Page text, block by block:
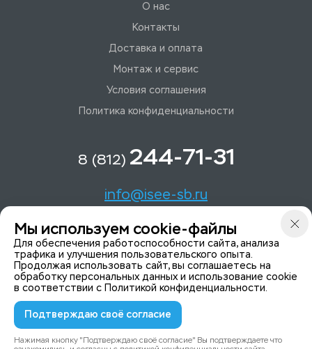
О нас
Контакты
Доставка и оплата
Монтаж и сервис
Условия соглашения
Политика конфиденциальности
8 (812) 244-71-31
info@isee-sb.ru
Светлановский пр-кт, д. 70, корп. 1
Мы в Telegam
© 2015-2026 ISeeYou - системы безопасности
Политика конфиденциальности
Мы используем cookie-файлы
Для обеспечения работоспособности сайта, анализа
трафика и улучшения пользовательского опыта.
Продолжая использовать сайт, вы соглашаетесь на
обработку персональных данных и использование cookie
в соответствии с Политикой конфиденциальности.
Подтверждаю своё согласие
Нажимая кнопку "Подтверждаю своё согласие" Вы подтверждаете что